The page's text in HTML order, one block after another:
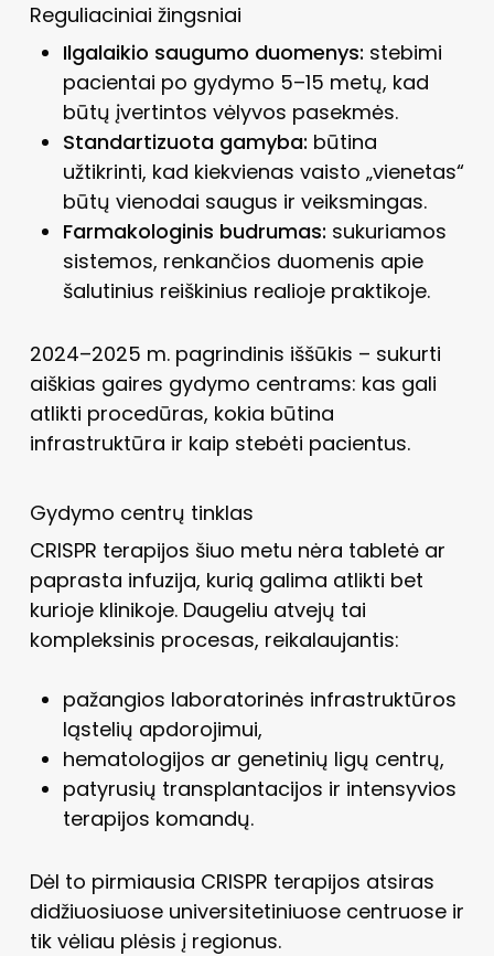
Reguliaciniai žingsniai
Ilgalaikio saugumo duomenys: stebimi
pacientai po gydymo 5–15 metų, kad
būtų įvertintos vėlyvos pasekmės.
Standartizuota gamyba: būtina
užtikrinti, kad kiekvienas vaisto „vienetas“
būtų vienodai saugus ir veiksmingas.
Farmakologinis budrumas: sukuriamos
sistemos, renkančios duomenis apie
šalutinius reiškinius realioje praktikoje.
2024–2025 m. pagrindinis iššūkis – sukurti
aiškias gaires gydymo centrams: kas gali
atlikti procedūras, kokia būtina
infrastruktūra ir kaip stebėti pacientus.
Gydymo centrų tinklas
CRISPR terapijos šiuo metu nėra tabletė ar
paprasta infuzija, kurią galima atlikti bet
kurioje klinikoje. Daugeliu atvejų tai
kompleksinis procesas, reikalaujantis:
pažangios laboratorinės infrastruktūros
ląstelių apdorojimui,
hematologijos ar genetinių ligų centrų,
patyrusių transplantacijos ir intensyvios
terapijos komandų.
Dėl to pirmiausia CRISPR terapijos atsiras
didžiuosiuose universitetiniuose centruose ir
tik vėliau plėsis į regionus.